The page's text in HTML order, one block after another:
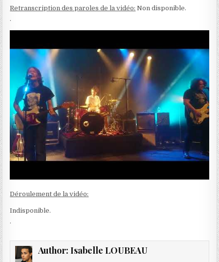
Retranscription des paroles de la vidéo: Non disponible.
.
Déroulement de la vidéo:
Indisponible.
.
Author: Isabelle LOUBEAU